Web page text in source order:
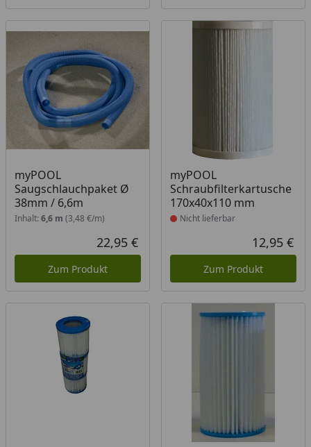
myPOOL
Saugschlauchpaket Ø
38mm / 6,6m
Inhalt: 6,6 m (3,48 €/m)
Aktueller Preis
22,95 €
Zum Produkt
myPOOL
Schraubfilterkartusche
170x40x110 mm
Produkt nicht lieferbar
Nicht lieferbar
12,95 €
Zum Produkt